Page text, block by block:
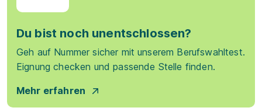
Du bist noch unentschlossen?
Geh auf Nummer sicher mit unserem Berufswahltest.
Eignung checken und passende Stelle finden.
Mehr erfahren